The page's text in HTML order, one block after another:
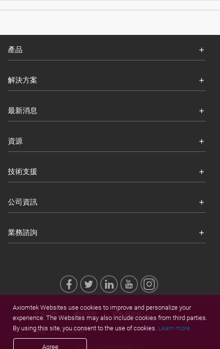
產品
解決方案
最新消息
資源
技術支援
公司資訊
業務諮詢
意見回饋 網站導覽 隱私權政策
商標 Cookies
Axiomtek Websites use cookies to improve and personalize your
experience. The Websites may also include cookies from third parties.
By using this site, you consent to the use of cookies. Learn more.
Agree